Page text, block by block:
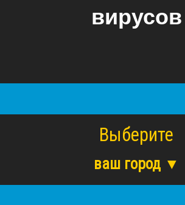
вирусов
Выберите
ваш город ▼